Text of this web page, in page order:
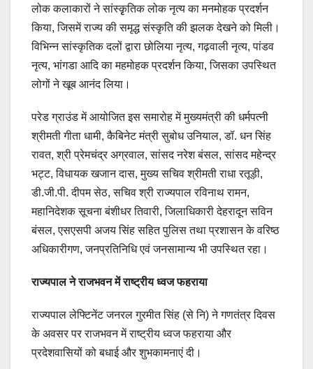
लोक कलाकारों ने सांस्कृृतिक लोक नृत्य का मनमोहक प्रदर्शन
किया, जिसमें राज्य की समृद्ध संस्कृति की झलक देखने को मिली।
विभिन्न सांस्कृतिक दलों द्वारा छोलिया नृत्य, गढ़वाली नृत्य, पांडव
नृत्य, भांगडा आदि का महमोहक प्रदर्शन किया, जिसका उपस्थित
लोगों ने खूब आनंद लिया।
परेड ग्राउंड में आयोजित इस समारोह में मुख्यमंत्री की धर्मपत्नी
श्रीमती गीता धामी, कैबिनेट मंत्री सुबोध उनियाल, डॉ. धन सिंह
रावत, श्री प्रेमचंद्र अग्रवाल, सांसद नरेश बंसल, सांसद महेन्द्र
भट्ट, विधायक खजान दास, मुख्य सचिव श्रीमती राधा रतूड़ी,
डी.जी.पी. दीपम सेठ, सचिव श्री राज्यपाल रविनाथ रामन,
महानिदेशक सूचना बंशीधर तिवारी, जिलाधिकारी देहरादून सविन
बंसल, एसएसपी अजय सिंह सहित पुलिस तथा प्रशासन के वरिष्ठ
अधिकारीगण, जनप्रतिनिधि एवं जनसामान्य भी उपस्थित रहा।
राज्यपाल ने राजभवन में राष्ट्रीय ध्वज फहराया
राज्यपाल लेफ्टिनेंट जनरल गुरमीत सिंह (से नि) ने गणतंत्र दिवस
के अवसर पर राजभवन में राष्ट्रीय ध्वज फहराया और
प्रदेशवासियों को बधाई और शुभकामनाएं दी।